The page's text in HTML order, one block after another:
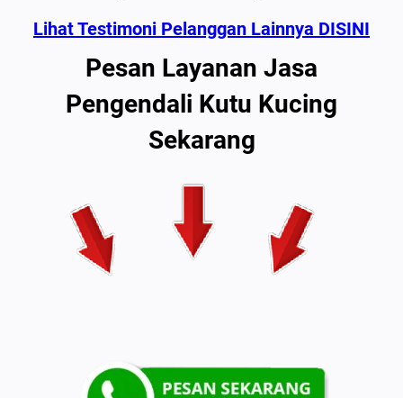
Lihat Testimoni Pelanggan Lainnya DISINI
Pesan Layanan Jasa
Pengendali Kutu Kucing
Sekarang